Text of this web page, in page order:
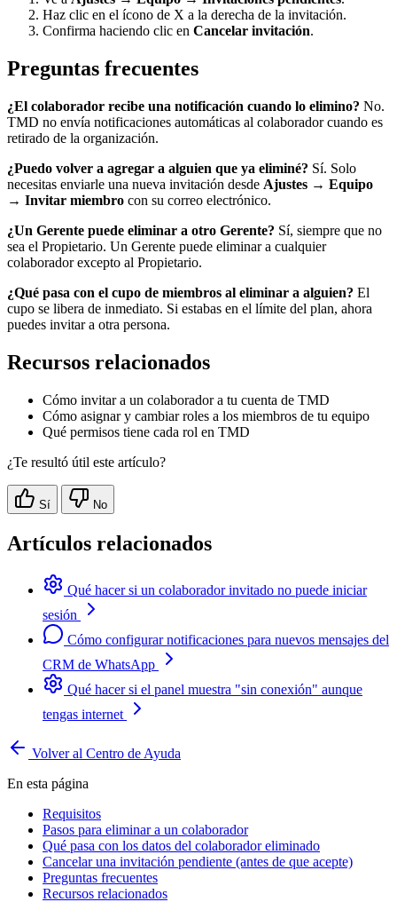
Haz clic en el ícono de X a la derecha de la invitación.
Confirma haciendo clic en Cancelar invitación.
Preguntas frecuentes
¿El colaborador recibe una notificación cuando lo elimino? No.
TMD no envía notificaciones automáticas al colaborador cuando es
retirado de la organización.
¿Puedo volver a agregar a alguien que ya eliminé? Sí. Solo
necesitas enviarle una nueva invitación desde Ajustes → Equipo
→ Invitar miembro con su correo electrónico.
¿Un Gerente puede eliminar a otro Gerente? Sí, siempre que no
sea el Propietario. Un Gerente puede eliminar a cualquier
colaborador excepto al Propietario.
¿Qué pasa con el cupo de miembros al eliminar a alguien? El
cupo se libera de inmediato. Si estabas en el límite del plan, ahora
puedes invitar a otra persona.
Recursos relacionados
Cómo invitar a un colaborador a tu cuenta de TMD
Cómo asignar y cambiar roles a los miembros de tu equipo
Qué permisos tiene cada rol en TMD
¿Te resultó útil este artículo?
Sí No
Artículos relacionados
Qué hacer si un colaborador invitado no puede iniciar
sesión
Cómo configurar notificaciones para nuevos mensajes del
CRM de WhatsApp
Qué hacer si el panel muestra "sin conexión" aunque
tengas internet
Volver al Centro de Ayuda
En esta página
Requisitos
Pasos para eliminar a un colaborador
Qué pasa con los datos del colaborador eliminado
Cancelar una invitación pendiente (antes de que acepte)
Preguntas frecuentes
Recursos relacionados